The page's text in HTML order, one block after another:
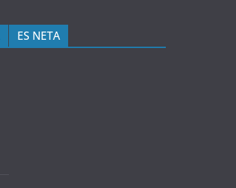
ES NETA